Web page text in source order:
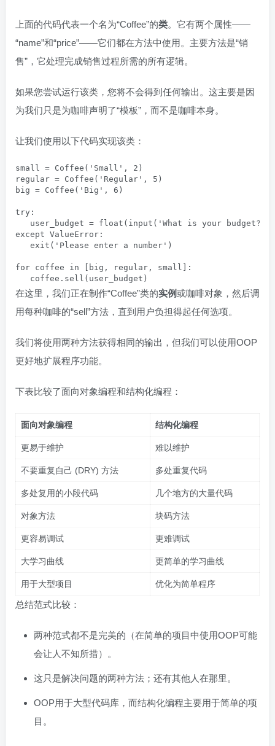
上面的代码代表一个名为“Coffee”的类。它有两个属性——
“name”和“price”——它们都在方法中使用。主要方法是“销
售”，它处理完成销售过程所需的所有逻辑。
如果您尝试运行该类，您将不会得到任何输出。这主要是因
为我们只是为咖啡声明了“模板”，而不是咖啡本身。
让我们使用以下代码实现该类：
small = Coffee('Small', 2)
regular = Coffee('Regular', 5)
big = Coffee('Big', 6)
try:
user_budget = float(input('What is your budget?
except ValueError:
   exit('Please enter a number')
for coffee in [big, regular, small]:
   coffee.sell(user_budget)
在这里，我们正在制作“Coffee”类的实例或咖啡对象，然后调
用每种咖啡的“sell”方法，直到用户负担得起任何选项。
我们将使用两种方法获得相同的输出，但我们可以使用OOP
更好地扩展程序功能。
下表比较了面向对象编程和结构化编程：
面向对象编程 结构化编程
更易于维护 难以维护
不要重复自己 (DRY) 方法 多处重复代码
多处复用的小段代码 几个地方的大量代码
对象方法 块码方法
更容易调试 更难调试
大学习曲线 更简单的学习曲线
用于大型项目 优化为简单程序
总结范式比较：
两种范式都不是完美的（在简单的项目中使用OOP可能
会让人不知所措）。
这只是解决问题的两种方法；还有其他人在那里。
OOP用于大型代码库，而结构化编程主要用于简单的项
目。